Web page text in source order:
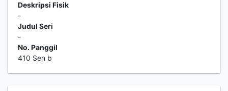
Deskripsi Fisik
-
Judul Seri
-
No. Panggil
410 Sen b